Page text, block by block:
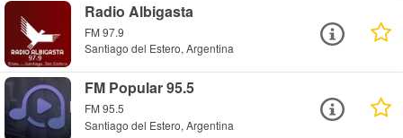
Radio Albigasta
FM 97.9
Santiago del Estero, Argentina
FM Popular 95.5
FM 95.5
Santiago del Estero, Argentina